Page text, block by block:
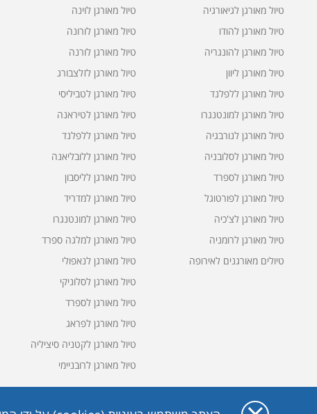
טיול מאורגן לגיאורגיה
טיול מאורגן להודו
טיול מאורגן להונגריה
טיול מאורגן ליוון
טיול מאורגן ללפלנד
טיול מאורגן למונטנגרו
טיול מאורגן לנורבגיה
טיול מאורגן לסלובניה
טיול מאורגן לספרד
טיול מאורגן לפורטוגל
טיול מאורגן לצ'כיה
טיול מאורגן לרומניה
טיולים מאורגנים לאירופה
טיול מאורגן לוינה
טיול מאורגן לורונה
טיול מאורגן לורנה
טיול מאורגן לזלצבורג
טיול מאורגן לטביליסי
טיול מאורגן לטיראנה
טיול מאורגן ללפלנד
טיול מאורגן ללובליאנה
טיול מאורגן לליסבון
טיול מאורגן למדריד
טיול מאורגן למונטנגרו
טיול מאורגן למלגה ספרד
טיול מאורגן לנאפולי
טיול מאורגן לסלוניקי
טיול מאורגן לספרד
טיול מאורגן לפראג
טיול מאורגן לקטניה סיציליה
טיול מאורגן לרובניימי